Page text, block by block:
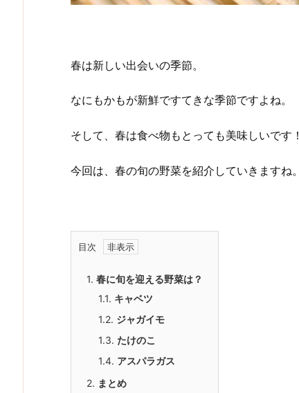
春は新しい出会いの季節。
なにもかもが新鮮ですてきな季節ですよね。
そして、春は食べ物もとっても美味しいです！
今回は、春の旬の野菜を紹介していきますね。
目次
1. 春に旬を迎える野菜は？
1.1. キャベツ
1.2. ジャガイモ
1.3. たけのこ
1.4. アスパラガス
2. まとめ